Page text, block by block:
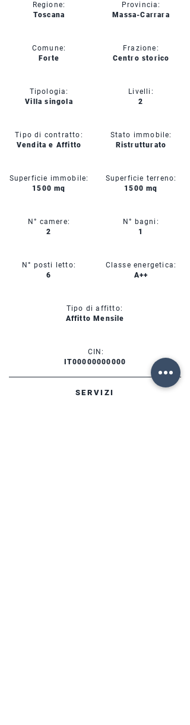
Regione:
Toscana
Comune:
Forte
Tipologia:
Villa singola
Tipo di contratto:
Vendita e Affitto
Superficie immobile:
1500 mq
N° camere:
2
N° posti letto:
6
Provincia:
Massa-Carrara
Frazione:
Centro storico
Livelli:
2
Stato immobile:
Ristrutturato
Superficie terreno:
1500 mq
N° bagni:
1
Classe energetica:
A++
Tipo di affitto:
Affitto Mensile
CIN:
IT00000000000
SERVIZI